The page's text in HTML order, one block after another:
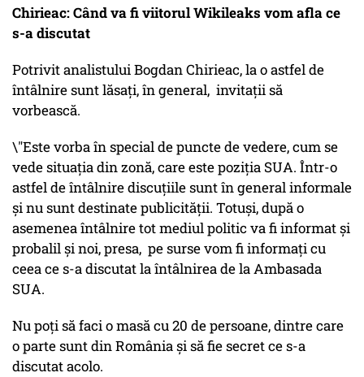
Chirieac: Când va fi viitorul Wikileaks vom afla ce
s-a discutat
Potrivit analistului Bogdan Chirieac, la o astfel de
întâlnire sunt lăsați, în general, invitații să
vorbească.
\"Este vorba în special de puncte de vedere, cum se
vede situația din zonă, care este poziția SUA. Într-o
astfel de întâlnire discuțiile sunt în general informale
și nu sunt destinate publicității. Totuși, după o
asemenea întâlnire tot mediul politic va fi informat și
probalil și noi, presa, pe surse vom fi informați cu
ceea ce s-a discutat la întâlnirea de la Ambasada
SUA.
Nu poți să faci o masă cu 20 de persoane, dintre care
o parte sunt din România și să fie secret ce s-a
discutat acolo.